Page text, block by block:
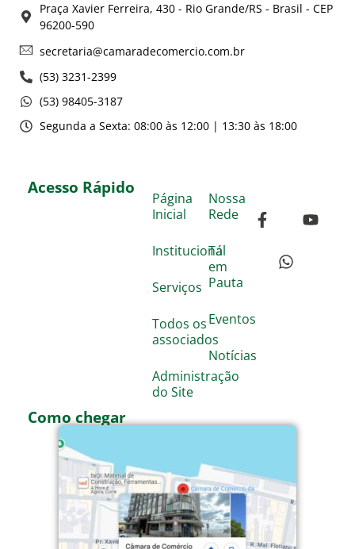
Praça Xavier Ferreira, 430 - Rio Grande/RS - Brasil - CEP
96200-590
secretaria@camaradecomercio.com.br
(53) 3231-2399
(53) 98405-3187
Segunda a Sexta: 08:00 às 12:00 | 13:30 às 18:00
Acesso Rápido
Página
Inicial
Institucional
Serviços
Todos os
associados
Administração
do Site
Nossa
Rede
Tá
em
Pauta
Eventos
Notícias
Como chegar